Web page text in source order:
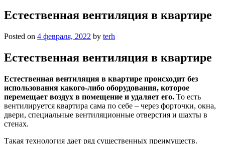
Естественная вентиляция в квартире
Posted on 4 февраля, 2022 by terh
Естественная вентиляция в квартире
Естественная вентиляция в квартире происходит без
использования какого-либо оборудования, которое
перемещает воздух в помещение и удаляет его. То есть
вентилируется квартира сама по себе – через форточки, окна,
двери, специальные вентиляционные отверстия и шахты в
стенах.
Такая технология дает ряд существенных преимуществ.